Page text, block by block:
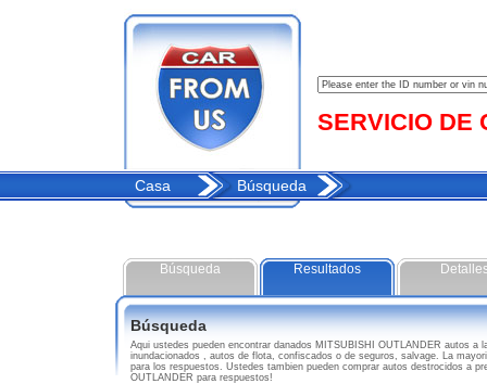
SERVICIO DE
Casa Búsqueda
Búsqueda Resultados
Búsqueda
Aqui ustedes pueden encontrar danados MITSUBISHI OUTLANDER autos
inundacionados , autos de flota, confiscados o de seguros, salvage. La
para los respuestos. Ustedes tambien pueden comprar autos destrocidos a
OUTLANDER para respuestos!